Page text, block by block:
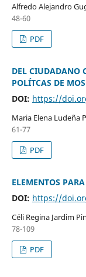
Alfredo Alejandro
48-60
PDF
DEL CIUDADANO
POLÍTCAS DE
DOI: https://
Maria Elena Ludeña
61-77
PDF
ELEMENTOS
DOI: https://
Céli Regina Jardim
78-109
PDF